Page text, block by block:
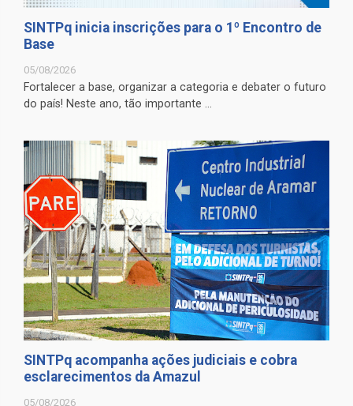
SINTPq inicia inscrições para o 1º Encontro de
Base
05/08/2026
Fortalecer a base, organizar a categoria e debater o futuro
do país! Neste ano, tão importante ...
SINTPq acompanha ações judiciais e cobra
esclarecimentos da Amazul
05/08/2026